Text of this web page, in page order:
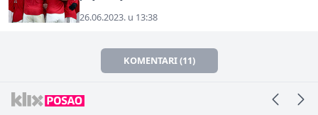
26.06.2023. u 13:38
KOMENTARI (11)